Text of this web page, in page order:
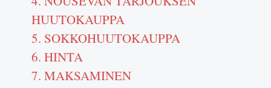
HUUTOKAUPPA
5. SOKKOHUUTOKAUPPA
6. HINTA
7. MAKSAMINEN